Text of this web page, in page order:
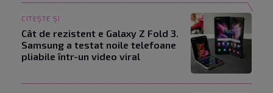
CITEȘTE ȘI
Cât de rezistent e Galaxy Z Fold 3.
Samsung a testat noile telefoane
pliabile într-un video viral